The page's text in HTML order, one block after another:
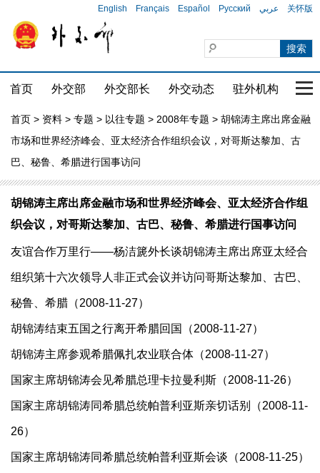
English Français Español Русский عربي 关怀版
首页 外交部 外交部长 外交动态 驻外机构 国
首页 > 资料 > 专题 > 以往专题 > 2008年专题 > 胡锦涛主席出席金融
市场和世界经济峰会、亚太经济合作组织会议，对哥斯达黎加、古
巴、秘鲁、希腊进行国事访问
胡锦涛主席出席金融市场和世界经济峰会、亚太经济合作组
织会议，对哥斯达黎加、古巴、秘鲁、希腊进行国事访问
友谊合作万里行——杨洁篪外长谈胡锦涛主席出席亚太经合
组织第十六次领导人非正式会议并访问哥斯达黎加、古巴、
秘鲁、希腊（2008-11-27）
胡锦涛结束五国之行离开希腊回国（2008-11-27）
胡锦涛主席参观希腊佩扎农业联合体（2008-11-27）
国家主席胡锦涛会见希腊总理卡拉曼利斯（2008-11-26）
国家主席胡锦涛同希腊总统帕普利亚斯亲切话别（2008-11-
26）
国家主席胡锦涛同希腊总统帕普利亚斯会谈（2008-11-25）